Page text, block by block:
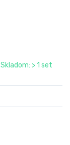
Skladom: > 1 set